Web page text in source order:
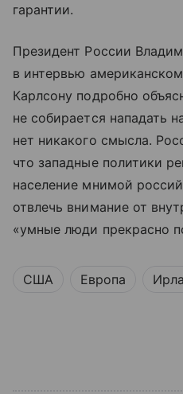
гарантии.
Президент России
в интервью
Карлсону подробно
не собирается нападать
нет никакого смысла.
что западные политики
население мнимой
отвлечь внимание от
«умные люди прекрасно
США Европа